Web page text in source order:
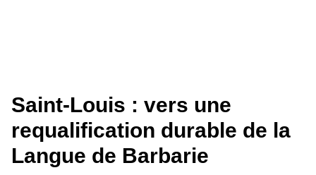
Saint-Louis : vers une
requalification durable de la
Langue de Barbarie